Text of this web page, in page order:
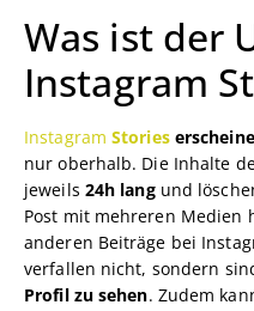
Was ist der
Instagram
Instagram Stories
nur oberhalb. Die Inhalte
jeweils 24h langund
Post mit mehreren Medien
anderen Beiträge bei
verfallen nicht, sondern
Profil zu sehen. Zudem